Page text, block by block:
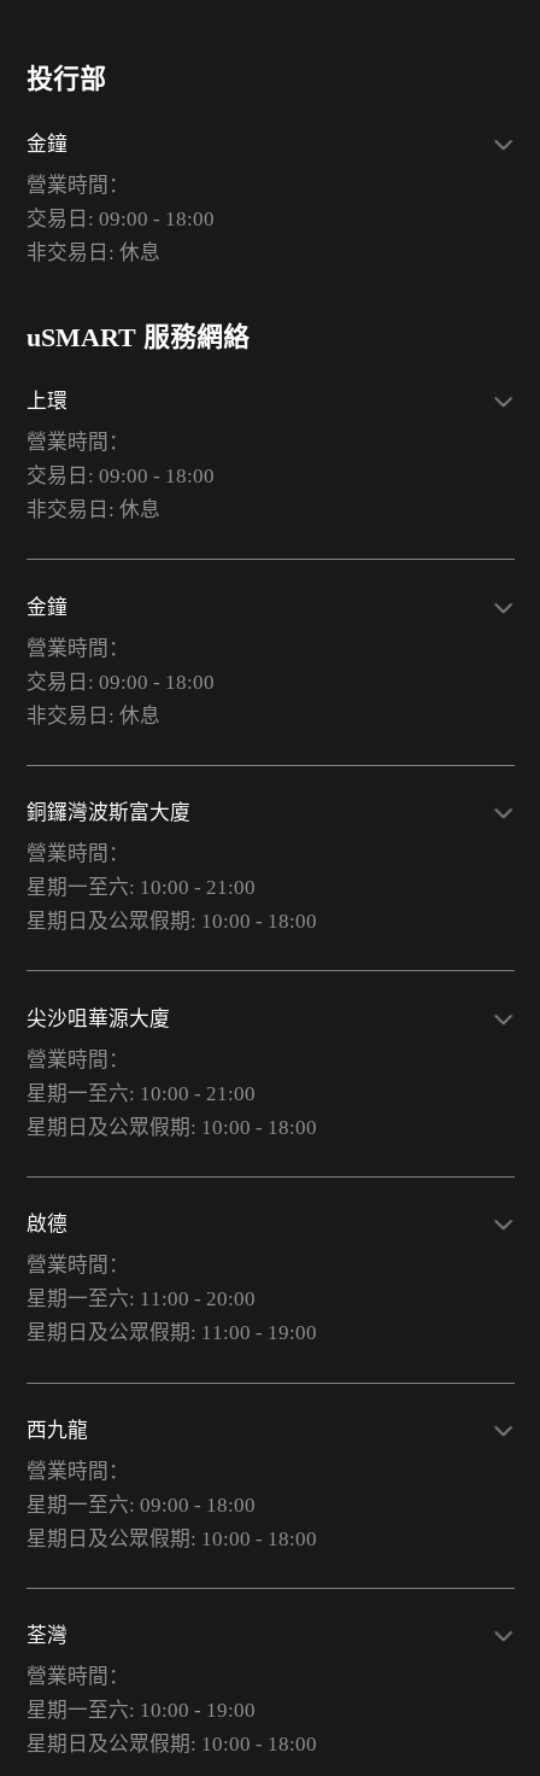
投行部
金鐘
營業時間：
交易日: 09:00 - 18:00
非交易日: 休息
uSMART 服務網絡
上環
營業時間：
交易日: 09:00 - 18:00
非交易日: 休息
金鐘
營業時間：
交易日: 09:00 - 18:00
非交易日: 休息
銅鑼灣波斯富大廈
營業時間：
星期一至六: 10:00 - 21:00
星期日及公眾假期: 10:00 - 18:00
尖沙咀華源大廈
營業時間：
星期一至六: 10:00 - 21:00
星期日及公眾假期: 10:00 - 18:00
啟德
營業時間：
星期一至六: 11:00 - 20:00
星期日及公眾假期: 11:00 - 19:00
西九龍
營業時間：
星期一至六: 09:00 - 18:00
星期日及公眾假期: 10:00 - 18:00
荃灣
營業時間：
星期一至六: 10:00 - 19:00
星期日及公眾假期: 10:00 - 18:00